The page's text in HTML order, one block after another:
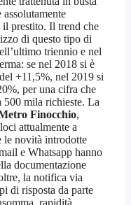
assolutamente
prestito. Il trend che
di questo tipo di
triennio e nel
se nel 2018 si è
+11,5%, nel 2019 si
per una cifra che
500 mila richieste. La
Finocchio,
attualmente a
le novità introdotte
e Whatsapp hanno
documentazione
la notifica via
di risposta da parte
rapidità,